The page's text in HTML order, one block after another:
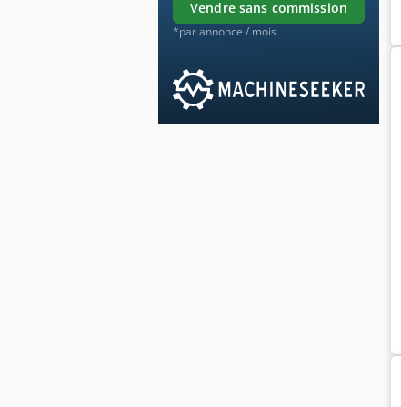
vendre sans commission
*par annonce / mois